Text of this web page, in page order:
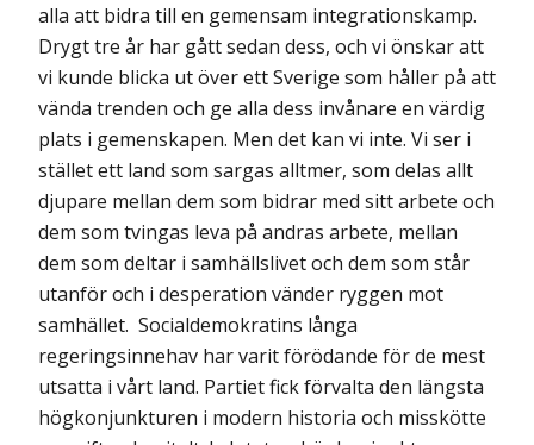
alla att bidra till en gemensam integrationskamp.
Drygt tre år har gått sedan dess, och vi önskar att
vi kunde blicka ut över ett Sverige som håller på att
vända trenden och ge alla dess invånare en värdig
plats i gemenskapen. Men det kan vi inte. Vi ser i
stället ett land som sargas alltmer, som delas allt
djupare mellan dem som bidrar med sitt arbete och
dem som tvingas leva på andras arbete, mellan
dem som deltar i samhällslivet och dem som står
utanför och i desperation vänder ryggen mot
samhället. Socialdemokratins långa
regeringsinnehav har varit förödande för de mest
utsatta i vårt land. Partiet fick förvalta den längsta
högkonjunkturen i modern historia och misskötte